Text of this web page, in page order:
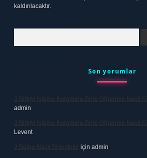
kaldırılacaktır.
Son yorumlar
3 Bilgiyi Işleme Kuramına Göre Öğrenme Nasıl
admin
3 Bilgiyi Işleme Kuramına Göre Öğrenme Nasıl
Levent
2 Belge Nasıl Birleştirilir için admin